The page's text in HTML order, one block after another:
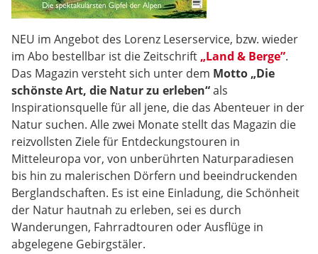
NEU im Angebot des Lorenz Leserservice, bzw. wieder
im Abo bestellbar ist die Zeitschrift „Land & Berge”.
Das Magazin versteht sich unter dem Motto „Die
schönste Art, die Natur zu erleben“als
Inspirationsquelle für all jene, die das Abenteuer in der
Natur suchen. Alle zwei Monate stellt das Magazin die
reizvollsten Ziele für Entdeckungstouren in
Mitteleuropa vor, von unberührten Naturparadiesen
bis hin zu malerischen Dörfern und beeindruckenden
Berglandschaften. Es ist eine Einladung, die Schönheit
der Natur hautnah zu erleben, sei es durch
Wanderungen, Fahrradtouren oder Ausflüge in
abgelegene Gebirgstäler.